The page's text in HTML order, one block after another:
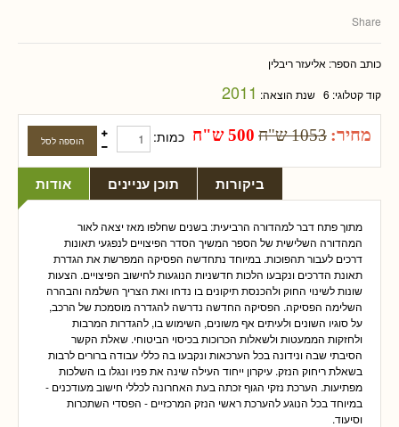
Share
כותב הספר: אליעזר ריבלין
קוד קטלוגי: 6 שנת הוצאה: 2011
מחיר: 1053 ש"ח 500 ש"ח כמות:
אודות תוכן עניינים ביקורות
מתוך פתח דבר למהדורה הרביעית: בשנים שחלפו מאז יצאה לאור
המהדורה השלישית של הספר המשיך הסדר הפיצויים לנפגעי תאונות
דרכים לעבור תהפוכות. במיוחד נתחדשה הפסיקה המפרשת את הגדרת
תאונת הדרכים ונקבעו הלכות חדשניות הנוגעות לחישוב הפיצויים. הצעות
שונות לשינוי החוק ולהכנסת תיקונים בו נדחו ואת הצריך השלמה והבהרה
השלימה הפסיקה. הפסיקה החדשה נדרשה להגדרה מוסמכת של הרכב,
על סוגיו השונים ולעיתים אף משונים, השימוש בו, להגדרות המרבות
ולחזקות הממעטות ולשאלות הכרוכות בכיסוי הביטוחי. שאלת הקשר
הסיבתי שבה ונידונה בכל הערכאות ונקבעו בה כללי עבודה ברורים לרבות
בשאלת ריחוק הנזק. עיקרון ייחוד העילה שינה את פניו ונגלו בו השלכות
מפתיעות. הערכת נזקי הגוף זכתה בעת האחרונה לכללי חישוב מעודכנים -
במיוחד בכל הנוגע להערכת ראשי הנזק המרכזיים - הפסדי השתכרות
וסיעוד.